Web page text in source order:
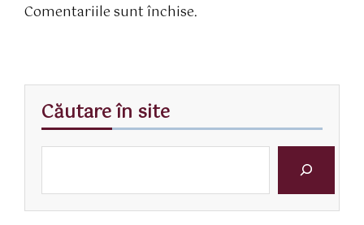
Comentariile sunt închise.
Căutare în site